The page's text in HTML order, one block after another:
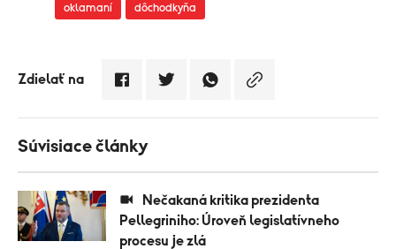
oklamaní dôchodkyňa
Zdielať na
Súvisiace články
Pellegriniho: Úroveň legislatívneho
procesu je zlá